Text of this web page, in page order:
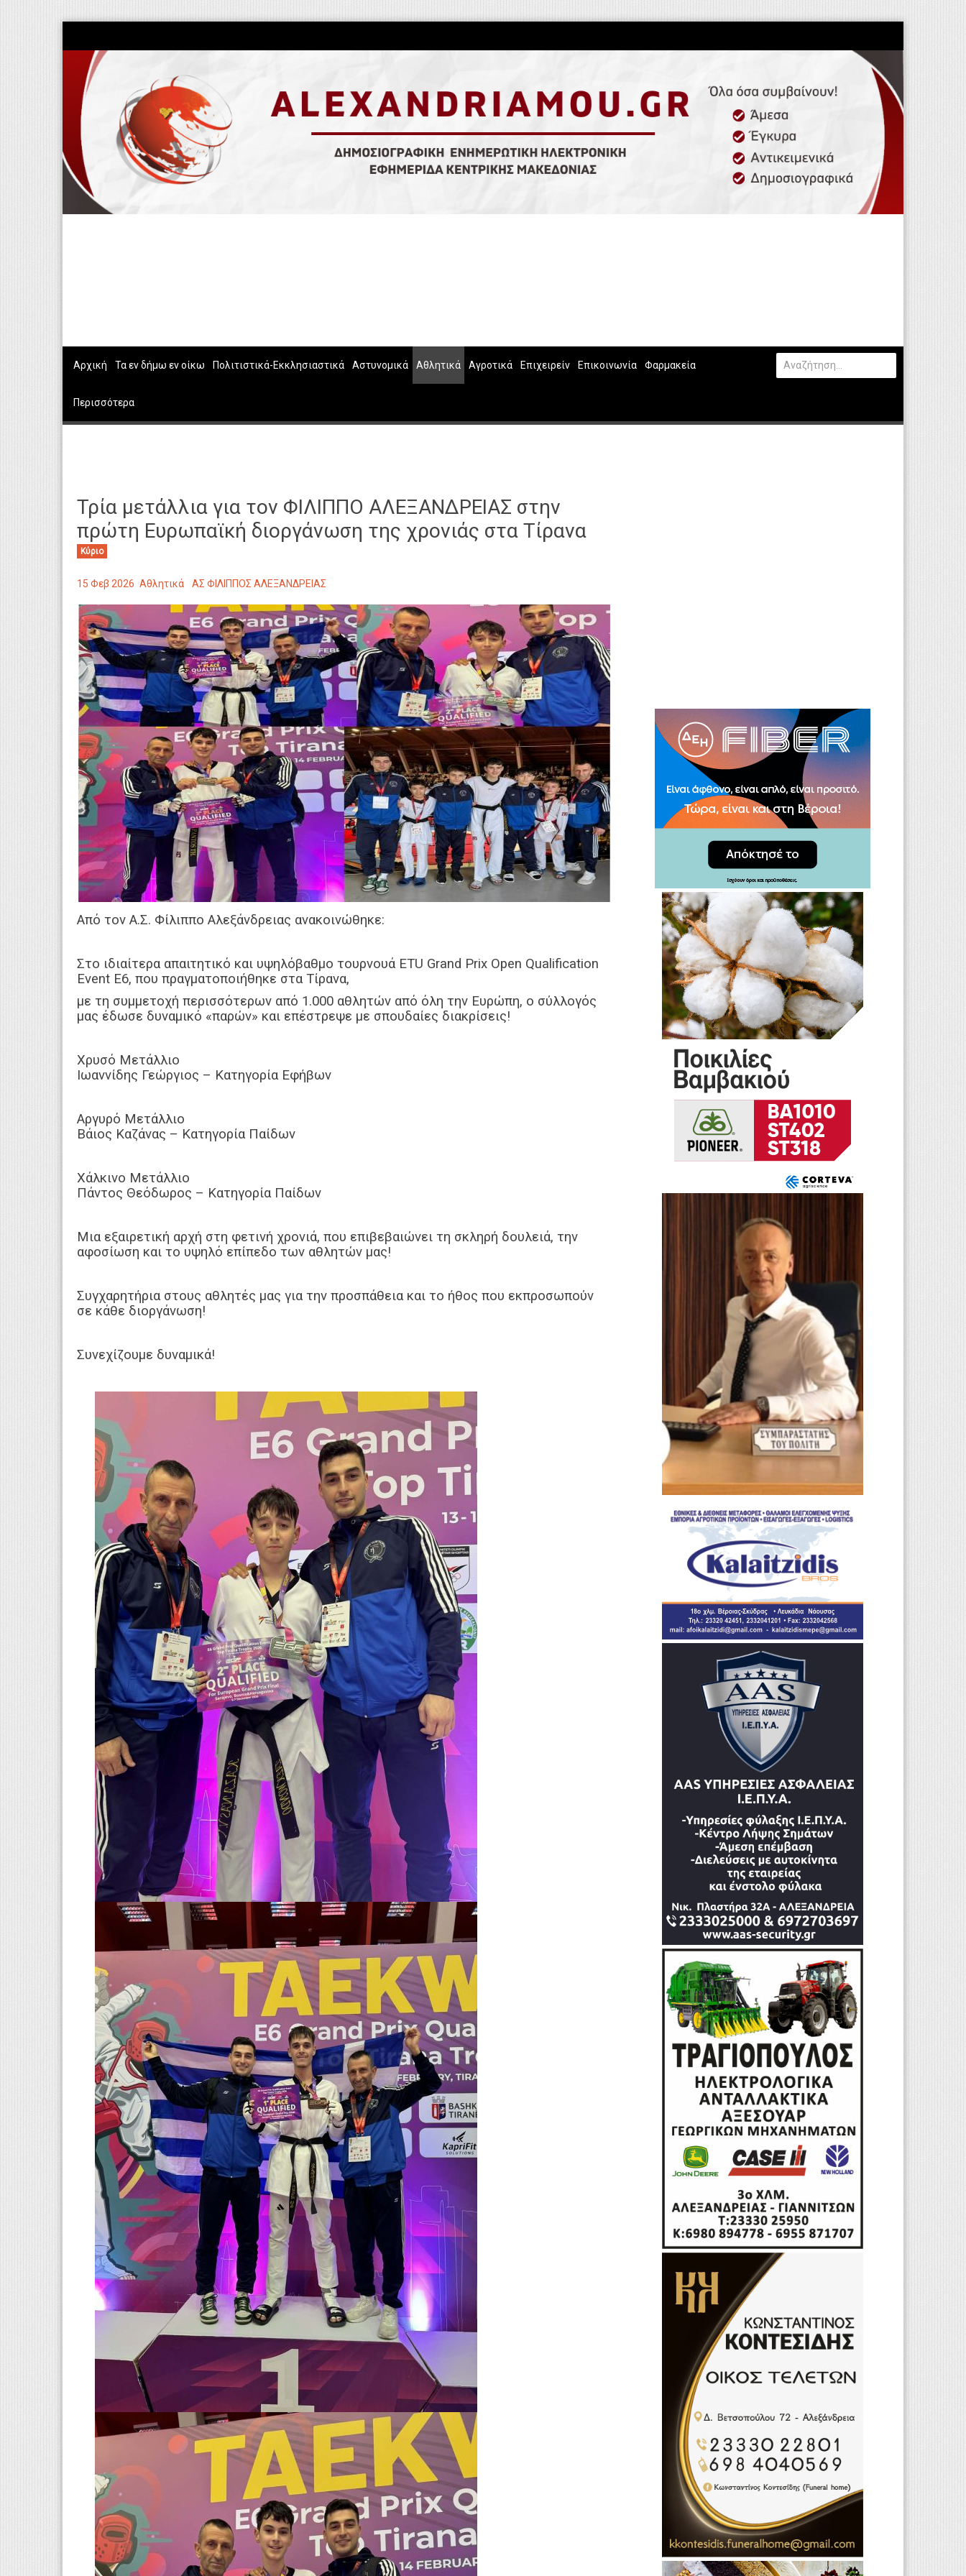
Αρχική Τα εν δήμω εν οίκω Πολιτιστικά-Εκκλησιαστικά Αστυνομικά Αθλητικά Αγροτικά Επιχειρείν Επικοινωνία Φαρμακεία
Περισσότερα
Τρία μετάλλια για τον ΦΙΛΙΠΠΟ ΑΛΕΞΑΝΔΡΕΙΑΣ στην
πρώτη Ευρωπαϊκή διοργάνωση της χρονιάς στα Τίρανα
Κύριο
15 Φεβ 2026 Αθλητικά ΑΣ ΦΙΛΙΠΠΟΣ ΑΛΕΞΑΝΔΡΕΙΑΣ
Από τον Α.Σ. Φίλιππο Αλεξάνδρειας ανακοινώθηκε:
Στο ιδιαίτερα απαιτητικό και υψηλόβαθμο τουρνουά ETU Grand Prix Open Qualification
Event E6, που πραγματοποιήθηκε στα Τίρανα,
με τη συμμετοχή περισσότερων από 1.000 αθλητών από όλη την Ευρώπη, ο σύλλογός
μας έδωσε δυναμικό «παρών» και επέστρεψε με σπουδαίες διακρίσεις!
Χρυσό Μετάλλιο
Ιωαννίδης Γεώργιος – Κατηγορία Εφήβων
Αργυρό Μετάλλιο
Βάιος Καζάνας – Κατηγορία Παίδων
Χάλκινο Μετάλλιο
Πάντος Θεόδωρος – Κατηγορία Παίδων
Μια εξαιρετική αρχή στη φετινή χρονιά, που επιβεβαιώνει τη σκληρή δουλειά, την
αφοσίωση και το υψηλό επίπεδο των αθλητών μας!
Συγχαρητήρια στους αθλητές μας για την προσπάθεια και το ήθος που εκπροσωπούν
σε κάθε διοργάνωση!
Συνεχίζουμε δυναμικά!